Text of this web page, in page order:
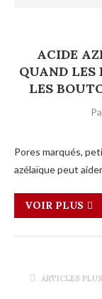
ACIDE
QUAND LES
LES
Pores marqués,
azélaïque peut
VOIR PLUS
ARTICLES